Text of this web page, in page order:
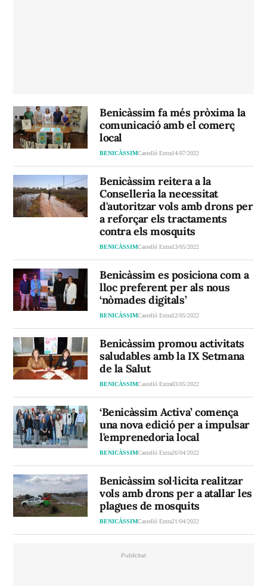
Benicàssim fa més pròxima la
comunicació amb el comerç
local
BENICÀSSIMCastelló Extra14/07/2022
Benicàssim reitera a la
Conselleria la necessitat
d'autoritzar vols amb drons per
a reforçar els tractaments
contra els mosquits
BENICÀSSIMCastelló Extra13/05/2022
Benicàssim es posiciona com a
lloc preferent per als nous
‘nòmades digitals’
BENICÀSSIMCastelló Extra12/05/2022
Benicàssim promou activitats
saludables amb la IX Setmana
de la Salut
BENICÀSSIMCastelló Extra03/05/2022
‘Benicàssim Activa’ comença
una nova edició per a impulsar
l'emprenedoria local
BENICÀSSIMCastelló Extra26/04/2022
Benicàssim sol·licita realitzar
vols amb drons per a atallar les
plagues de mosquits
BENICÀSSIMCastelló Extra21/04/2022